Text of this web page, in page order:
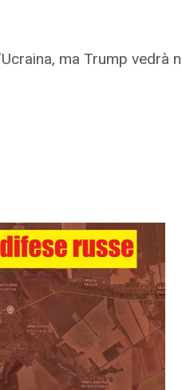
ma Trump vedrà